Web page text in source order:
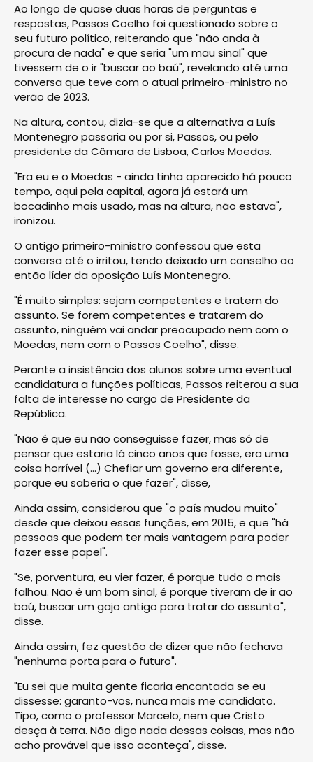
Ao longo de quase duas horas de perguntas e
respostas, Passos Coelho foi questionado sobre o
seu futuro político, reiterando que "não anda à
procura de nada" e que seria "um mau sinal" que
tivessem de o ir "buscar ao baú", revelando até uma
conversa que teve com o atual primeiro-ministro no
verão de 2023.
Na altura, contou, dizia-se que a alternativa a Luís
Montenegro passaria ou por si, Passos, ou pelo
presidente da Câmara de Lisboa, Carlos Moedas.
"Era eu e o Moedas - ainda tinha aparecido há pouco
tempo, aqui pela capital, agora já estará um
bocadinho mais usado, mas na altura, não estava",
ironizou.
O antigo primeiro-ministro confessou que esta
conversa até o irritou, tendo deixado um conselho ao
então líder da oposição Luís Montenegro.
"É muito simples: sejam competentes e tratem do
assunto. Se forem competentes e tratarem do
assunto, ninguém vai andar preocupado nem com o
Moedas, nem com o Passos Coelho", disse.
Perante a insistência dos alunos sobre uma eventual
candidatura a funções políticas, Passos reiterou a sua
falta de interesse no cargo de Presidente da
República.
"Não é que eu não conseguisse fazer, mas só de
pensar que estaria lá cinco anos que fosse, era uma
coisa horrível (…) Chefiar um governo era diferente,
porque eu saberia o que fazer", disse,
Ainda assim, considerou que "o país mudou muito"
desde que deixou essas funções, em 2015, e que "há
pessoas que podem ter mais vantagem para poder
fazer esse papel".
"Se, porventura, eu vier fazer, é porque tudo o mais
falhou. Não é um bom sinal, é porque tiveram de ir ao
baú, buscar um gajo antigo para tratar do assunto",
disse.
Ainda assim, fez questão de dizer que não fechava
"nenhuma porta para o futuro".
"Eu sei que muita gente ficaria encantada se eu
dissesse: garanto-vos, nunca mais me candidato.
Tipo, como o professor Marcelo, nem que Cristo
desça à terra. Não digo nada dessas coisas, mas não
acho provável que isso aconteça", disse.